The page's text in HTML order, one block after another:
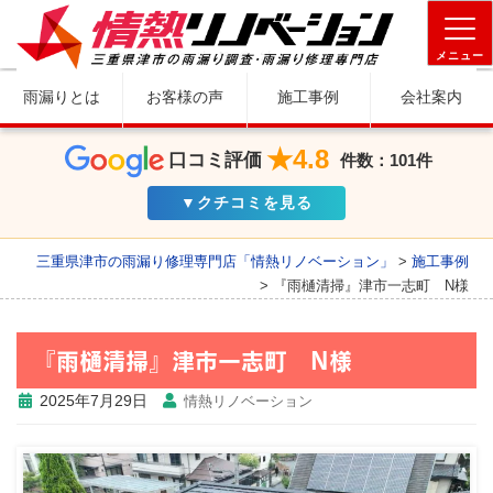
メニュー
雨漏りとは お客様の声 施工事例 会社案内
口コミ評価 ★4.8 件数：101件
▼クチコミを見る
三重県津市の雨漏り修理専門店「情熱リノベーション」 > 施工事例
>
『雨樋清掃』津市一志町 N様
『雨樋清掃』津市一志町 N様
2025年7月29日 情熱リノベーション